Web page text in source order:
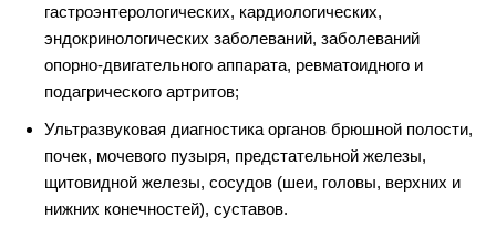
гастроэнтерологических, кардиологических,
эндокринологических заболеваний, заболеваний
опорно-двигательного аппарата, ревматоидного и
подагрического артритов;
Ультразвуковая диагностика органов брюшной полости,
почек, мочевого пузыря, предстательной железы,
щитовидной железы, сосудов (шеи, головы, верхних и
нижних конечностей), суставов.